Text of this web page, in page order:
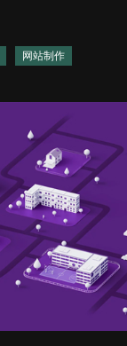
网站制作